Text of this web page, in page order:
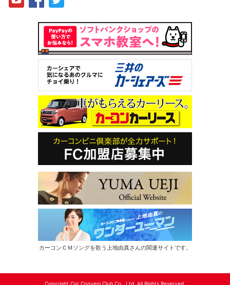
カーコンＣＭソングを歌う上地由真さんの関連サイトです。
Copyright Car Conveni Club Co., Ltd. All Rights Reserved.